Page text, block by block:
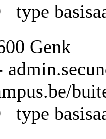
type
Genk
type